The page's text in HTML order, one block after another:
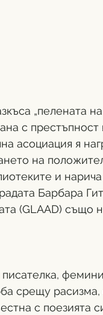
„пелената
с престъпност
асоциация я
на
и
Барбара
(GLAAD) също
срещу расизма,
с поезията